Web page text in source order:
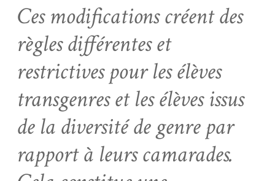
Ces modifications créent des
règles différentes et
restrictives pour les élèves
transgenres et les élèves issus
de la diversité de genre par
rapport à leurs camarades.